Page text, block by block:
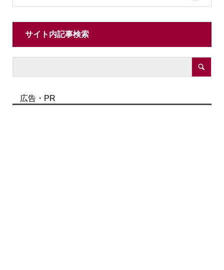
サイト内記事検索
広告・PR